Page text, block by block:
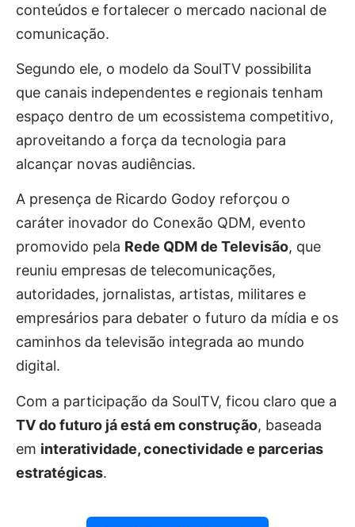
conteúdos e fortalecer o mercado nacional de
comunicação.
Segundo ele, o modelo da SoulTV possibilita
que canais independentes e regionais tenham
espaço dentro de um ecossistema competitivo,
aproveitando a força da tecnologia para
alcançar novas audiências.
A presença de Ricardo Godoy reforçou o
caráter inovador do Conexão QDM, evento
promovido pela Rede QDM de Televisão, que
reuniu empresas de telecomunicações,
autoridades, jornalistas, artistas, militares e
empresários para debater o futuro da mídia e os
caminhos da televisão integrada ao mundo
digital.
Com a participação da SoulTV, ficou claro que a
TV do futuro já está em construção, baseada
em interatividade, conectividade e parcerias
estratégicas.